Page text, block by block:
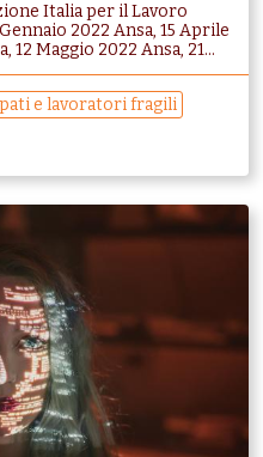
Italia per il Lavoro
2022 Ansa, 15 Aprile
12 Maggio 2022 Ansa, 21...
e lavoratori fragili